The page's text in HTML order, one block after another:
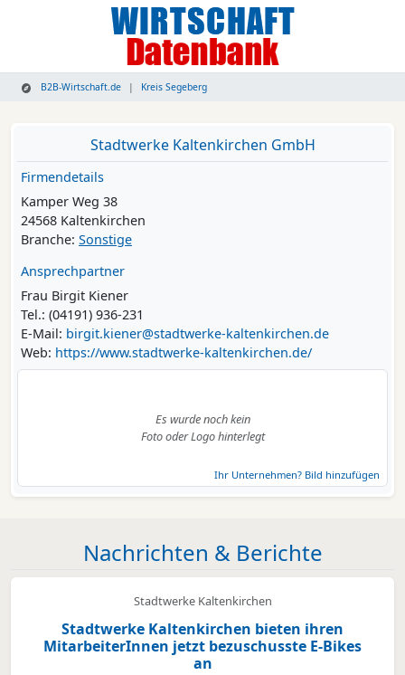
B2B-Wirtschaft.de Kreis Segeberg
Stadtwerke Kaltenkirchen GmbH
Firmendetails
Kamper Weg 38
24568 Kaltenkirchen
Branche: Sonstige
Ansprechpartner
Frau Birgit Kiener
Tel.: (04191) 936-231
E-Mail: birgit.kiener@stadtwerke-kaltenkirchen.de
Web: https://www.stadtwerke-kaltenkirchen.de/
Es wurde noch kein
Foto oder Logo hinterlegt
Ihr Unternehmen? Bild hinzufügen
Nachrichten & Berichte
Stadtwerke Kaltenkirchen
Stadtwerke Kaltenkirchen bieten ihren
MitarbeiterInnen jetzt bezuschusste E-Bikes
an